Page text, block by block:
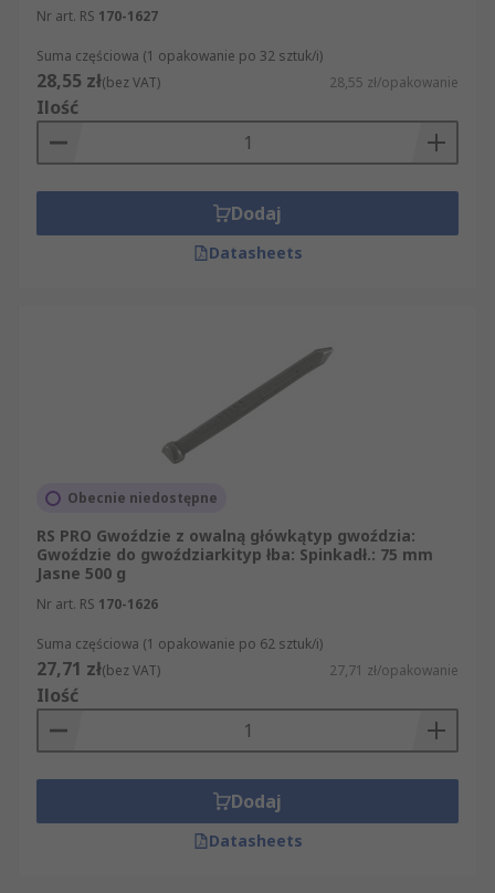
Nr art. RS 170-1627
Suma częściowa (1 opakowanie po 32 sztuk/i)
28,55 zł(bez VAT) 28,55 zł/opakowanie
Ilość
Dodaj
Datasheets
Obecnie niedostępne
RS PRO Gwoździe z owalną główkątyp gwoździa:
Gwoździe do gwoździarkityp łba: Spinkadł.: 75 mm
Jasne 500 g
Nr art. RS 170-1626
Suma częściowa (1 opakowanie po 62 sztuk/i)
27,71 zł(bez VAT) 27,71 zł/opakowanie
Ilość
Dodaj
Datasheets